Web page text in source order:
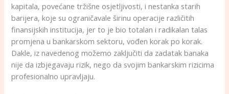
kapitala, povećane tržišne osjetljivosti, i nestanka starih
barijera, koje su ograničavale širinu operacije različitih
finansijskih institucija, jer to je bio totalan i radikalan talas
promjena u bankarskom sektoru, vođen korak po korak.
Dakle, iz navedenog možemo zaključiti da zadatak banaka
nije da izbjegavaju rizik, nego da svojim bankarskim rizicima
profesionalno upravljaju.